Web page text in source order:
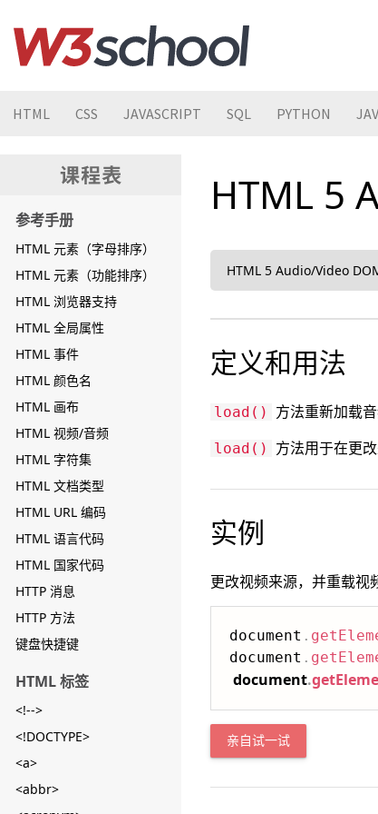
HTML CSS JAVASCRIPT SQL PYTHON
参考手册
HTML 元素（字母排序）
HTML 元素（功能排序）
HTML 浏览器支持
HTML 全局属性
HTML 事件
HTML 颜色名
HTML 画布
HTML 视频/音频
HTML 字符集
HTML 文档类型
HTML URL 编码
HTML 语言代码
HTML 国家代码
HTTP 消息
HTTP 方法
键盘快捷键
HTML 标签
<!-->
<!DOCTYPE>
<a>
<abbr>
HTML 5
HTML 5 Audio/Video
定义和用法
load() 方法重新加载
load() 方法用于在更
实例
更改视频来源，并重载视
document .
document .
document.
亲自试一试